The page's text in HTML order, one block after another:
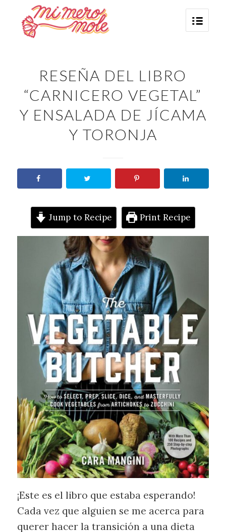
RESEÑA DEL LIBRO
“CARNICERO VEGETAL”
Y ENSALADA DE JÍCAMA
Y TORONJA
Jump to Recipe Print Recipe
¡Este es el libro que estaba esperando!
Cada vez que alguien se me acerca para
querer hacer la transición a una dieta